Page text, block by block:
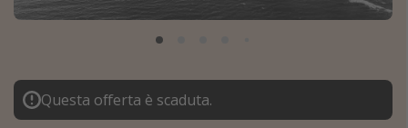
Grecia
Egitto
Tunisia
Questa offerta è scaduta.